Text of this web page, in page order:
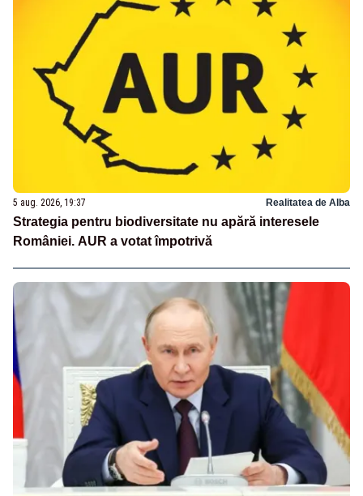
5 aug. 2026, 19:37 Realitatea de Alba
Strategia pentru biodiversitate nu apără interesele
României. AUR a votat împotrivă